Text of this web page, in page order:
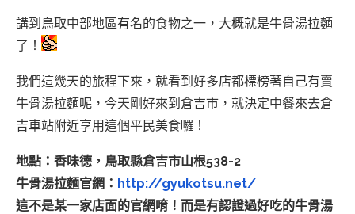
講到鳥取中部地區有名的食物之一，大概就是牛骨湯拉麵
了！
我們這幾天的旅程下來，就看到好多店都標榜著自己有賣
牛骨湯拉麵呢，今天剛好來到倉吉市，就決定中餐來去倉
吉車站附近享用這個平民美食囉！
地點：香味德，鳥取縣倉吉市山根538-2
牛骨湯拉麵官網： http://gyukotsu.net/
這不是某一家店面的官網唷！而是有認證過好吃的牛骨湯